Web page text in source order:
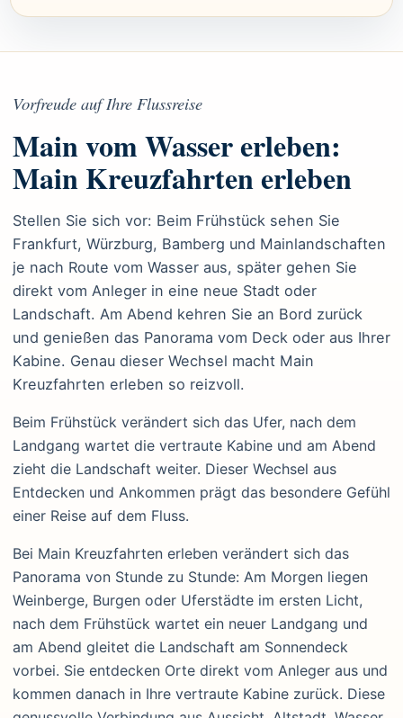
Vorfreude auf Ihre Flussreise
Main vom Wasser erleben:
Main Kreuzfahrten erleben
Stellen Sie sich vor: Beim Frühstück sehen Sie
Frankfurt, Würzburg, Bamberg und Mainlandschaften
je nach Route vom Wasser aus, später gehen Sie
direkt vom Anleger in eine neue Stadt oder
Landschaft. Am Abend kehren Sie an Bord zurück
und genießen das Panorama vom Deck oder aus Ihrer
Kabine. Genau dieser Wechsel macht Main
Kreuzfahrten erleben so reizvoll.
Beim Frühstück verändert sich das Ufer, nach dem
Landgang wartet die vertraute Kabine und am Abend
zieht die Landschaft weiter. Dieser Wechsel aus
Entdecken und Ankommen prägt das besondere Gefühl
einer Reise auf dem Fluss.
Bei Main Kreuzfahrten erleben verändert sich das
Panorama von Stunde zu Stunde: Am Morgen liegen
Weinberge, Burgen oder Uferstädte im ersten Licht,
nach dem Frühstück wartet ein neuer Landgang und
am Abend gleitet die Landschaft am Sonnendeck
vorbei. Sie entdecken Orte direkt vom Anleger aus und
kommen danach in Ihre vertraute Kabine zurück. Diese